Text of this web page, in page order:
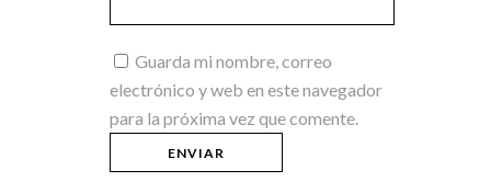
Guarda mi nombre, correo
electrónico y web en este navegador
para la próxima vez que comente.